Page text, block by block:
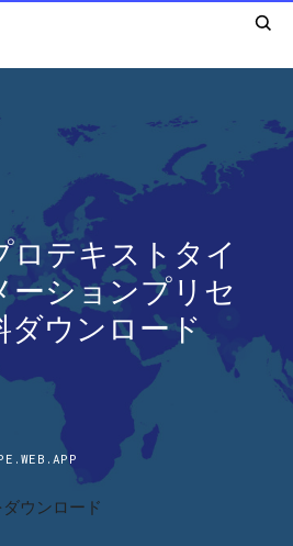
ロテキストタイ
ーションプリセ
ダウンロード
ウンロード